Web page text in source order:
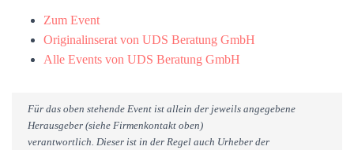
Zum Event
Originalinserat von UDS Beratung GmbH
Alle Events von UDS Beratung GmbH
Für das oben stehende Event ist allein der jeweils angegebene
Herausgeber (siehe Firmenkontakt oben)
verantwortlich. Dieser ist in der Regel auch Urheber der